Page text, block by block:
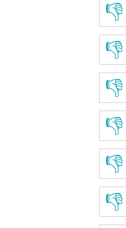
👎
👎
👎
👎
👎
👎